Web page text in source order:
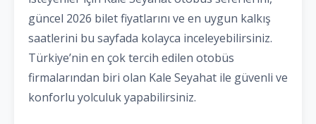
güncel 2026 bilet fiyatlarını ve en uygun kalkış
saatlerini bu sayfada kolayca inceleyebilirsiniz.
Türkiye’nin en çok tercih edilen otobüs
firmalarından biri olan Kale Seyahat ile güvenli ve
konforlu yolculuk yapabilirsiniz.